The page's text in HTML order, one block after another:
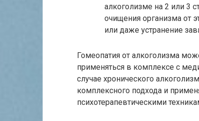
алкоголизме на 2 или 3
очищения организма от
или даже устранение
Гомеопатия от алкоголизма
применяться в комплексе с
случае хронического
комплексного подхода и
психотерапевтическими